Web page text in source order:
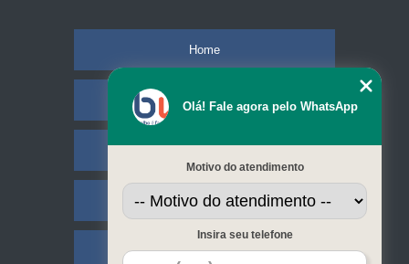
Home
Empresa
Serviços
Contato
Olá! Fale agora pelo WhatsApp
Motivo do atendimento
Insira seu telefone